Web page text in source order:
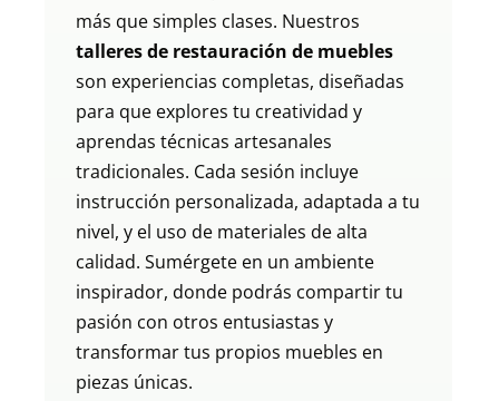
más que simples clases. Nuestros
talleres de restauración de muebles
son experiencias completas, diseñadas
para que explores tu creatividad y
aprendas técnicas artesanales
tradicionales. Cada sesión incluye
instrucción personalizada, adaptada a tu
nivel, y el uso de materiales de alta
calidad. Sumérgete en un ambiente
inspirador, donde podrás compartir tu
pasión con otros entusiastas y
transformar tus propios muebles en
piezas únicas.